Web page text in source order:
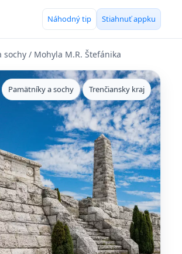
Náhodný tip Stiahnuť appku
sochy / Mohyla M.R. Štefánika
Pamätníky a sochy Trenčiansky kraj